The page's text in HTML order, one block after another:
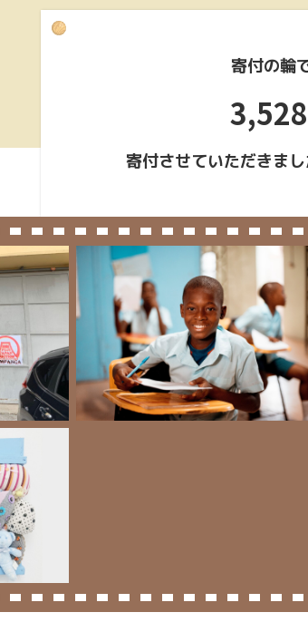
寄付の輪
寄付させていただきま